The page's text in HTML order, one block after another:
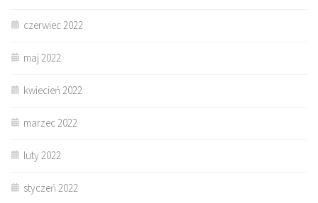
czerwiec 2022
maj 2022
kwiecień 2022
marzec 2022
luty 2022
styczeń 2022